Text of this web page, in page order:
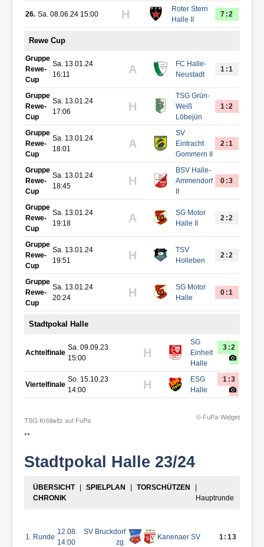
26. Sa. 08.06.24 15:00 H
Roter Stern
Halle II
7:2
Rewe Cup
Gruppe
Rewe-
Cup
Sa. 13.01.24
16:11
A
FC Halle-
Neustadt
1:1
Gruppe
Rewe-
Cup
Sa. 13.01.24
17:06
H
TSG Grün-
Weiß
Löbejün
1:2
Gruppe
Rewe-
Cup
Sa. 13.01.24
18:01
A
SV
Eintracht
Gommern II
2:1
Gruppe
Rewe-
Cup
Sa. 13.01.24
18:45
H
BSV Halle-
Ammendorf
II
0:3
Gruppe
Rewe-
Cup
Sa. 13.01.24
19:18
A
SG Motor
Halle II
2:2
Gruppe
Rewe-
Cup
Sa. 13.01.24
19:51
H
TSV
Holleben
2:2
Gruppe
Rewe-
Cup
Sa. 13.01.24
20:24
H
SG Motor
Halle
0:1
Stadtpokal Halle
Achtelfinale
Sa. 09.09.23
15:00
H
SG
Einheit
Halle
3:2
Viertelfinale
So. 15.10.23
14:00
H
ESG
Halle
1:3
© FuPa-Widget
TSG Kröllwitz auf FuPa
**
Stadtpokal Halle 23/24
ÜBERSICHT | SPIELPLAN | TORSCHÜTZEN
|
CHRONIK
Hauptrunde
1. Runde
12.08.
14:00
SV Bruckdorf
zg.
Kanenaer SV 1:13